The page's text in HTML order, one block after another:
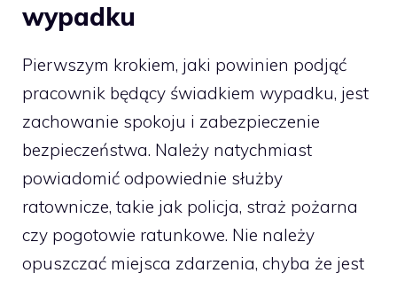
wypadku
Pierwszym krokiem, jaki powinien podjąć
pracownik będący świadkiem wypadku, jest
zachowanie spokoju i zabezpieczenie
bezpieczeństwa. Należy natychmiast
powiadomić odpowiednie służby
ratownicze, takie jak policja, straż pożarna
czy pogotowie ratunkowe. Nie należy
opuszczać miejsca zdarzenia, chyba że jest